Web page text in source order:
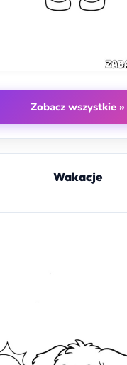
Zobacz wszystkie »
Wakacje